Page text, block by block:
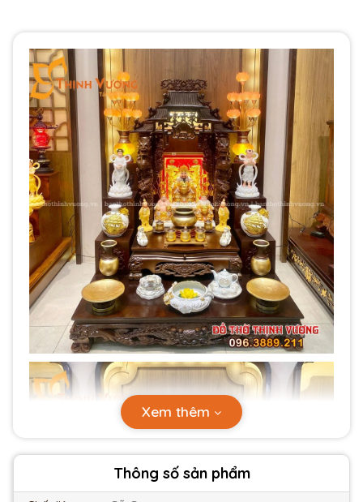
Thông số sản phẩm
Xem thêm